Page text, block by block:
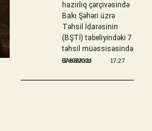
hazırlıq çərçivəsində
Bakı Şəhəri üzrə
Təhsil İdarəsinin
(BŞTİ) tabeliyindəki 7
təhsil müəssisəsində
BAKIBAKU
07/08/2026 17:27